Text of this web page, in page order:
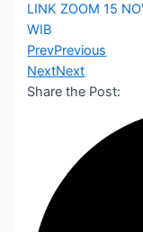
LINK ZOOM 15
WIB
PrevPrevious
NextNext
Share the Post: